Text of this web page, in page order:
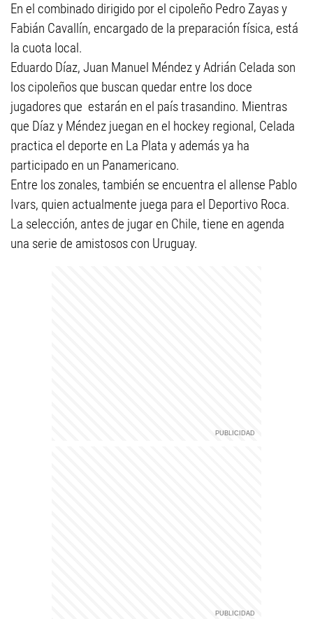
En el combinado dirigido por el cipoleño Pedro Zayas y
Fabián Cavallín, encargado de la preparación física, está
la cuota local.
Eduardo Díaz, Juan Manuel Méndez y Adrián Celada son
los cipoleños que buscan quedar entre los doce
jugadores que estarán en el país trasandino. Mientras
que Díaz y Méndez juegan en el hockey regional, Celada
practica el deporte en La Plata y además ya ha
participado en un Panamericano.
Entre los zonales, también se encuentra el allense Pablo
Ivars, quien actualmente juega para el Deportivo Roca.
La selección, antes de jugar en Chile, tiene en agenda
una serie de amistosos con Uruguay.